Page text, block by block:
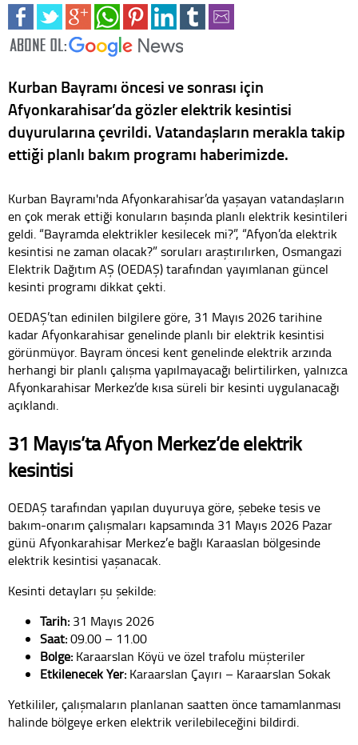
Kurban Bayramı öncesi ve sonrası için
Afyonkarahisar’da gözler elektrik kesintisi
duyurularına çevrildi. Vatandaşların merakla takip
ettiği planlı bakım programı haberimizde.
Kurban Bayramı'nda Afyonkarahisar’da yaşayan vatandaşların
en çok merak ettiği konuların başında planlı elektrik kesintileri
geldi. “Bayramda elektrikler kesilecek mi?”, “Afyon’da elektrik
kesintisi ne zaman olacak?” soruları araştırılırken, Osmangazi
Elektrik Dağıtım AŞ (OEDAŞ) tarafından yayımlanan güncel
kesinti programı dikkat çekti.
OEDAŞ’tan edinilen bilgilere göre, 31 Mayıs 2026 tarihine
kadar Afyonkarahisar genelinde planlı bir elektrik kesintisi
görünmüyor. Bayram öncesi kent genelinde elektrik arzında
herhangi bir planlı çalışma yapılmayacağı belirtilirken, yalnızca
Afyonkarahisar Merkez’de kısa süreli bir kesinti uygulanacağı
açıklandı.
31 Mayıs’ta Afyon Merkez’de elektrik
kesintisi
OEDAŞ tarafından yapılan duyuruya göre, şebeke tesis ve
bakım-onarım çalışmaları kapsamında 31 Mayıs 2026 Pazar
günü Afyonkarahisar Merkez’e bağlı Karaaslan bölgesinde
elektrik kesintisi yaşanacak.
Kesinti detayları şu şekilde:
Tarih: 31 Mayıs 2026
Saat:09.00 – 11.00
Bölge: Karaarslan Köyü ve özel trafolu müşteriler
Etkilenecek Yer: Karaarslan Çayırı – Karaarslan Sokak
Yetkililer, çalışmaların planlanan saatten önce tamamlanması
halinde bölgeye erken elektrik verilebileceğini bildirdi.